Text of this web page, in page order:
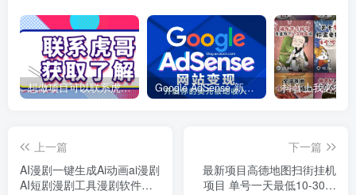
想做项目可以联系虎哥微信 虎哥一对一解答并且远程视频教学 Google AdSense 新手接入教程：虎哥手把手教你用网站赚取美元收入
上一篇
AI漫剧一键生成Ai动画ai漫剧
AI短剧漫剧工具漫剧软件漫
下一篇
最新项目高德地图扫街挂机
项目 单号一天最低10-30收